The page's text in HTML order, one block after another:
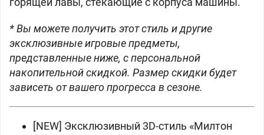
* Вы можете получить этот стиль и другие
эксклюзивные игровые предметы,
представленные ниже, с персональной
накопительной скидкой. Размер скидки будет
зависеть от вашего прогресса в сезоне.
[NEW] Эксклюзивный 3D-стиль «Милтон